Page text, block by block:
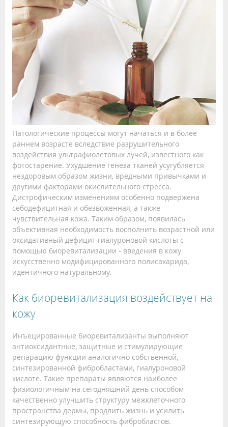
Патологические процессы могут начаться и в более
раннем возрасте вследствие разрушительного
воздействия ультрафиолетовых лучей, известного как
фотостарение. Ухудшение генеза тканей усугубляется
нездоровым образом жизни, вредными привычками и
другими факторами окислительного стресса.
Дистрофическим изменениям особенно подвержена
себодефицитная и обезвоженная, а также
чувствительная кожа. Таким образом, появилась
объективная необходимость восполнить возрастной или
оксидативный дефицит гиалуроновой кислоты с
помощью биоревитализации - введения в кожу
искусственно модифицированного полисахарида,
идентичного натуральному.
Как биоревитализация воздействует на
кожу
Инъецированные биоревитализанты выполняют
антиоксидантные, защитные и стимулирующие
репарацию функции аналогично собственной,
синтезированной фибробластами, гиалуроновой
кислоте. Такие препараты являются наиболее
физиологичным на сегодняшний день способом
качественно улучшить структуру межклеточного
пространства дермы, продлить жизнь и усилить
синтезирующую способность фибробластов.